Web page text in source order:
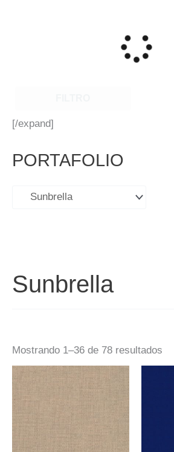
[/expand]
PORTAFOLIO
Sunbrella
Mostrando 1–36 de 78 resultados